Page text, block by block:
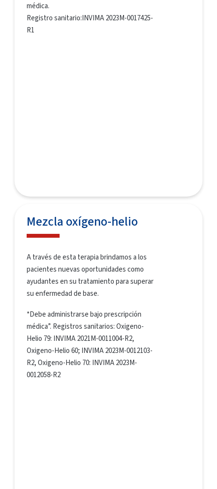
médica.
Registro sanitario:INVIMA 2023M-0017425-
R1
Mezcla oxígeno-helio
A través de esta terapia brindamos a los
pacientes nuevas oportunidades como
ayudantes en su tratamiento para superar
su enfermedad de base.
*Debe administrarse bajo prescripción
médica”. Registros sanitarios: Oxigeno-
Helio 79: INVIMA 2021M-0011004-R2,
Oxigeno-Helio 60; INVIMA 2023M-0012103-
R2, Oxigeno-Helio 70: INVIMA 2023M-
0012058-R2